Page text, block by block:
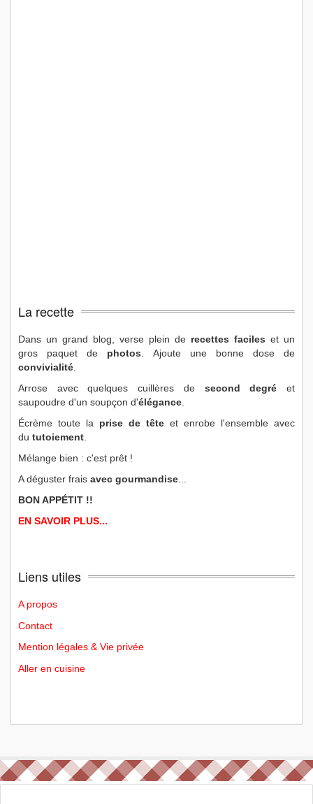
La recette
Dans un grand blog, verse plein de recettes faciles et un
gros paquet de photos . Ajoute une bonne dose de
convivialité
Arrose avec quelques cuillères de second degré et
saupoudre d'un soupçon d'élégance
Écrème toute la prise de tête et enrobe l'ensemble avec
du tutoiement
Mélange bien : c'est prêt !
A déguster frais avec gourmandise
BON APPÉTIT !!
EN SAVOIR PLUS...
Liens utiles
A propos
Contact
Mention légales & Vie privée
Aller en cuisine